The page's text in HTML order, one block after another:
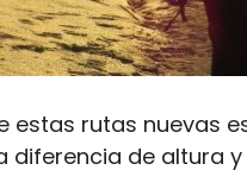
estas rutas nuevas
diferencia de altura